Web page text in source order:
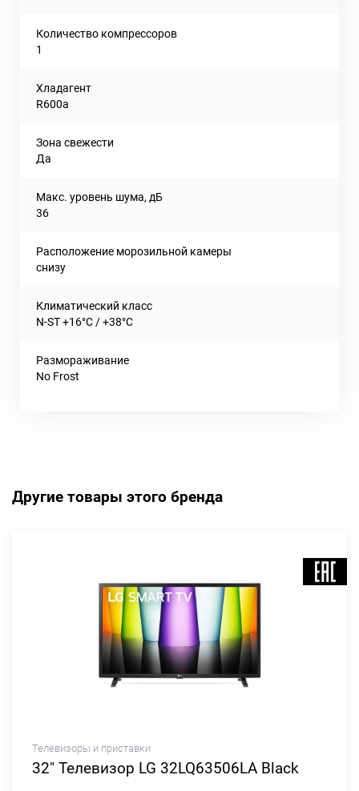
Количество компрессоров
1
Хладагент
R600a
Зона свежести
Да
Макс. уровень шума, дБ
36
Расположение морозильной камеры
снизу
Климатический класс
N-ST +16°C / +38°C
Размораживание
No Frost
Другие товары этого бренда
Телевизоры и приставки
32" Телевизор LG 32LQ63506LA Black